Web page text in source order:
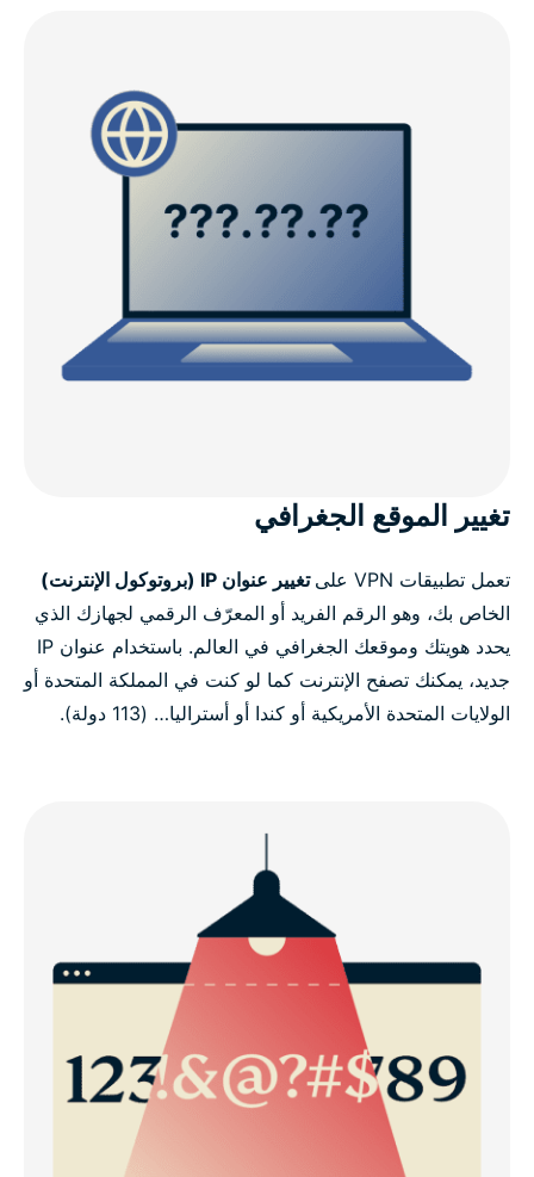
تغيير الموقع الجغرافي
تعمل تطبيقات VPN على
تغيير عنوان IP (بروتوكول الإنترنت)
الخاص بك، وهو الرقم الفريد أو المعرّف الرقمي لجهازك الذي
يحدد هويتك وموقعك الجغرافي في العالم. باستخدام عنوان IP
جديد، يمكنك تصفح الإنترنت كما لو كنت في المملكة المتحدة أو
الولايات المتحدة الأمريكية أو كندا أو أستراليا… (113 دولة).